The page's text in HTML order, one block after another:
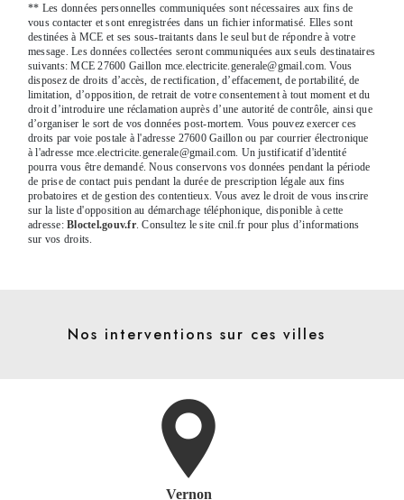
** Les données personnelles communiquées sont nécessaires aux fins de
vous contacter et sont enregistrées dans un fichier informatisé. Elles sont
destinées à MCE et ses sous-traitants dans le seul but de répondre à votre
message. Les données collectées seront communiquées aux seuls destinataires
suivants: MCE 27600 Gaillon mce.electricite.generale@gmail.com. Vous
disposez de droits d’accès, de rectification, d’effacement, de portabilité, de
limitation, d’opposition, de retrait de votre consentement à tout moment et du
droit d’introduire une réclamation auprès d’une autorité de contrôle, ainsi que
d’organiser le sort de vos données post-mortem. Vous pouvez exercer ces
droits par voie postale à l'adresse 27600 Gaillon ou par courrier électronique
à l'adresse mce.electricite.generale@gmail.com. Un justificatif d'identité
pourra vous être demandé. Nous conservons vos données pendant la période
de prise de contact puis pendant la durée de prescription légale aux fins
probatoires et de gestion des contentieux. Vous avez le droit de vous inscrire
sur la liste d'opposition au démarchage téléphonique, disponible à cette
adresse:Bloctel.gouv.fr. Consultez le site cnil.fr pour plus d’informations
sur vos droits.
Nos interventions sur ces villes
Vernon